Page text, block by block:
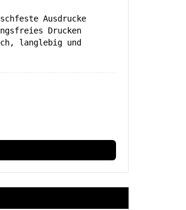
Ausdrucke
Drucken
langlebig und